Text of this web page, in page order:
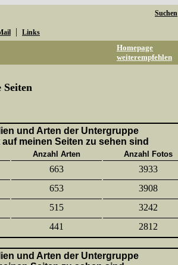
Suchen
| Links
Homepage
weiterempfehlen
und Arten der Untergruppe
meinen Seiten zu sehen sind
Anzahl Arten
Anzahl Fotos
663 3933
653 3908
515 3242
441 2812
und Arten der Untergruppe